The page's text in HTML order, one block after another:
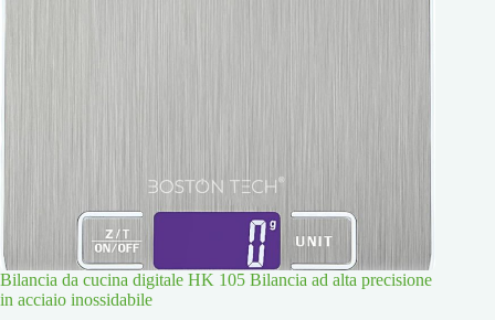
Bilancia da cucina digitale HK 105 Bilancia ad alta precisione
in acciaio inossidabile